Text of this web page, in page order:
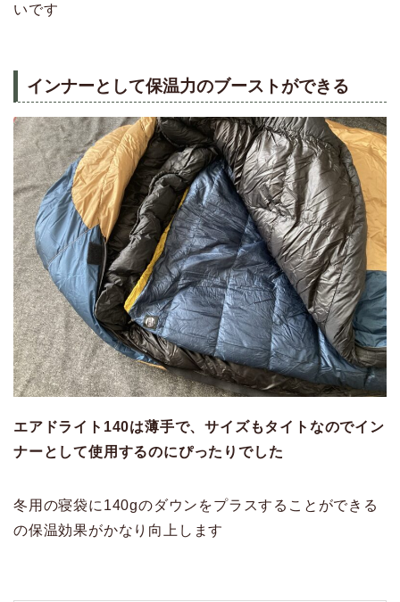
いです
インナーとして保温力のブーストができる
エアドライト140は薄手で、サイズもタイトなのでイン
ナーとして使用するのにぴったりでした
冬用の寝袋に140gのダウンをプラスすることができる
の保温効果がかなり向上します